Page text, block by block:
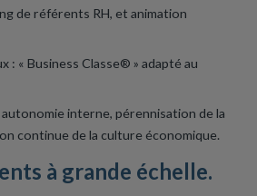
de référents RH, et animation
: « Business Classe® » adapté au
interne, pérennisation de la
continue de la culture économique.
à grande échelle.